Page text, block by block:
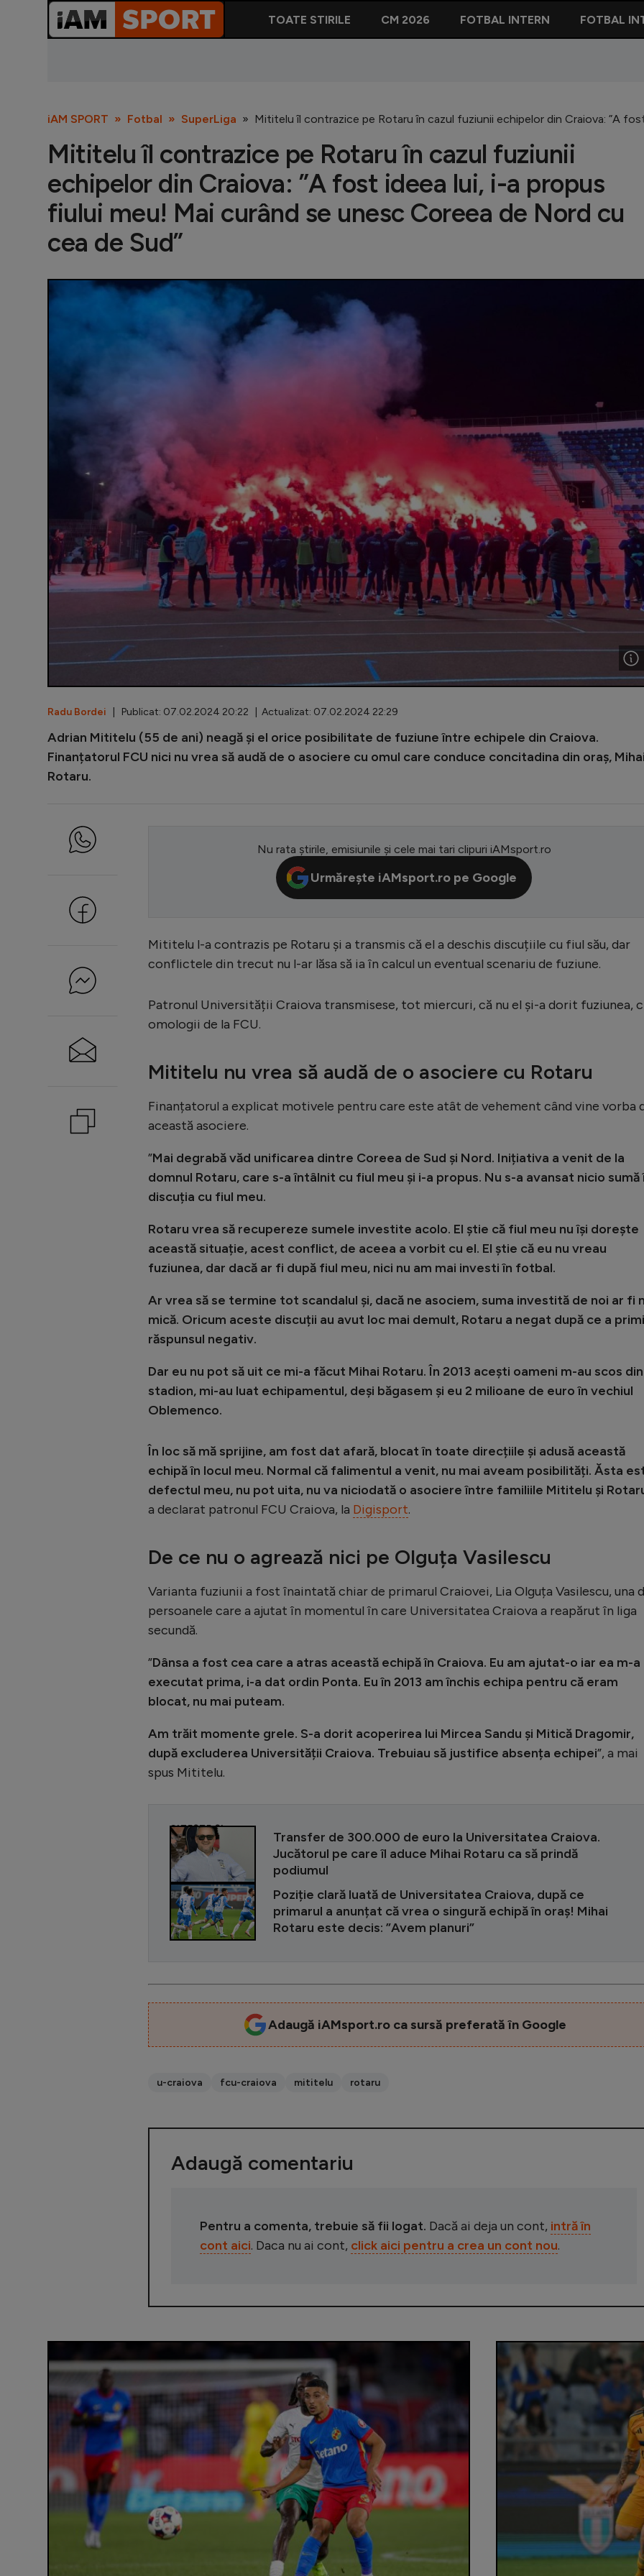
TOATE STIRILE CM 2026 FOTBAL INTERN FOTBAL
iAM SPORT Fotbal SuperLiga Mititelu îl contrazice pe Rotaru în cazul fuziunii echipelor din Craiova: ”A
Mititelu îl contrazice pe Rotaru în cazul fuziunii
echipelor din Craiova: ”A fost ideea lui, i-a propus
fiului meu! Mai curând se unesc Coreea de Nord cu
cea de Sud”
Radu Bordei | Publicat: 07.02.2024 20:22 | Actualizat: 07.02.2024 22:29
Adrian Mititelu (55 de ani) neagă și el orice posibilitate de fuziune între echipele din Craiova.
Finanțatorul FCU nici nu vrea să audă de o asociere cu omul care conduce concitadina din oraș,
Rotaru.
Nu rata știrile, emisiunile și cele mai tari clipuri iAMsport.ro
Urmărește iAMsport.ro pe Google
Mititelu l-a contrazis pe Rotaru și a transmis că el a deschis discuțiile cu fiul său, dar
conflictele din trecut nu l-ar lăsa să ia în calcul un eventual scenariu de fuziune.
Patronul Universității Craiova transmisese, tot miercuri, că nu el și-a dorit fuziunea,
omologii de la FCU.
Mititelu nu vrea să audă de o asociere cu Rotaru
Finanțatorul a explicat motivele pentru care este atât de vehement când vine vorba
această asociere.
”Mai degrabă văd unificarea dintre Coreea de Sud și Nord. Inițiativa a venit de la
domnul Rotaru, care s-a întâlnit cu fiul meu și i-a propus. Nu s-a avansat nicio sumă
discuția cu fiul meu.
Rotaru vrea să recupereze sumele investite acolo. El știe că fiul meu nu își dorește
această situație, acest conflict, de aceea a vorbit cu el. El știe că eu nu vreau
fuziunea, dar dacă ar fi după fiul meu, nici nu am mai investi în fotbal.
Ar vrea să se termine tot scandalul și, dacă ne asociem, suma investită de noi ar fi
mică. Oricum aceste discuții au avut loc mai demult, Rotaru a negat după ce a
răspunsul negativ.
Dar eu nu pot să uit ce mi-a făcut Mihai Rotaru. În 2013 acești oameni m-au scos din
stadion, mi-au luat echipamentul, deși băgasem și eu 2 milioane de euro în vechiul
Oblemenco.
În loc să mă sprijine, am fost dat afară, blocat în toate direcțiile și adusă această
echipă în locul meu. Normal că falimentul a venit, nu mai aveam posibilități. Ăsta
defectul meu, nu pot uita, nu va niciodată o asociere între familiile Mititelu și
a declarat patronul FCU Craiova, la Digisport.
De ce nu o agrează nici pe Olguța Vasilescu
Varianta fuziunii a fost înaintată chiar de primarul Craiovei, Lia Olguța Vasilescu, una
persoanele care a ajutat în momentul în care Universitatea Craiova a reapărut în liga
secundă.
”Dânsa a fost cea care a atras această echipă în Craiova. Eu am ajutat-o iar ea m-a
executat prima, i-a dat ordin Ponta. Eu în 2013 am închis echipa pentru că eram
blocat, nu mai puteam.
Am trăit momente grele. S-a dorit acoperirea lui Mircea Sandu și Mitică Dragomir,
după excluderea Universității Craiova. Trebuiau să justifice absența echipei”, a mai
spus Mititelu.
CITEȘTE ȘI
Transfer de 300.000 de euro la Universitatea Craiova.
Jucătorul pe care îl aduce Mihai Rotaru ca să prindă
podiumul
Poziție clară luată de Universitatea Craiova, după ce
primarul a anunțat că vrea o singură echipă în oraș! Mihai
Rotaru este decis: ”Avem planuri”
Adaugă iAMsport.ro ca sursă preferată în Google
u-craiova fcu-craiova mititelu rotaru
Adaugă comentariu
Pentru a comenta, trebuie să fii logat. Dacă ai deja un cont, intră în
cont aici. Daca nu ai cont, click aici pentru a crea un cont nou.